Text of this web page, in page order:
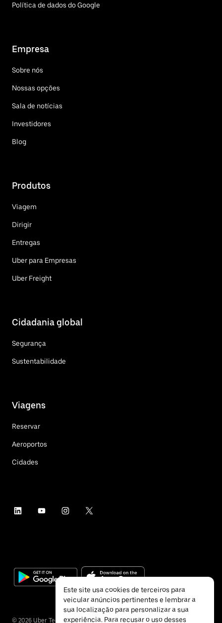
Política de dados do Google
Empresa
Sobre nós
Nossas opções
Sala de notícias
Investidores
Blog
Produtos
Viagem
Dirigir
Entregas
Uber para Empresas
Uber Freight
Cidadania global
Segurança
Sustentabilidade
Viagens
Reservar
Aeroportos
Cidades
© 2026 Uber Technologies Inc.
Este site usa cookies de terceiros para
veicular anúncios pertinentes e lembrar a
sua localização para personalizar a sua
experiência. Para recusar o uso desses